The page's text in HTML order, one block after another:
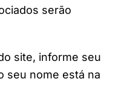
serão
site, informe seu
seu nome está na